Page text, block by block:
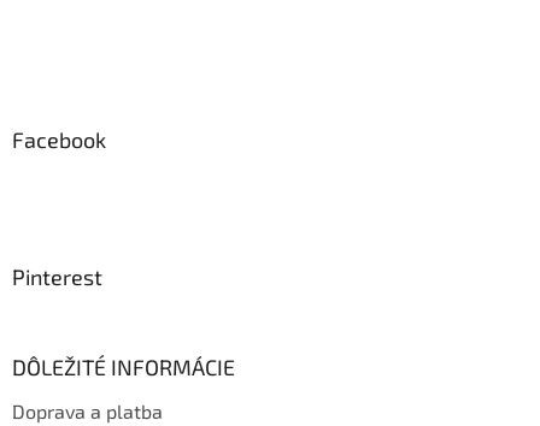
Facebook
Pinterest
DÔLEŽITÉ INFORMÁCIE
Doprava a platba